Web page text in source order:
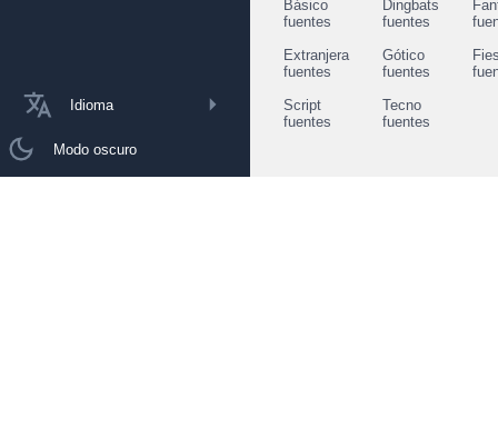
Idioma
Modo oscuro
Básico
fuentes
Dingbats
fuentes
Extranjera
fuentes
Gótico
fuentes
Script
fuentes
Tecno
fuentes